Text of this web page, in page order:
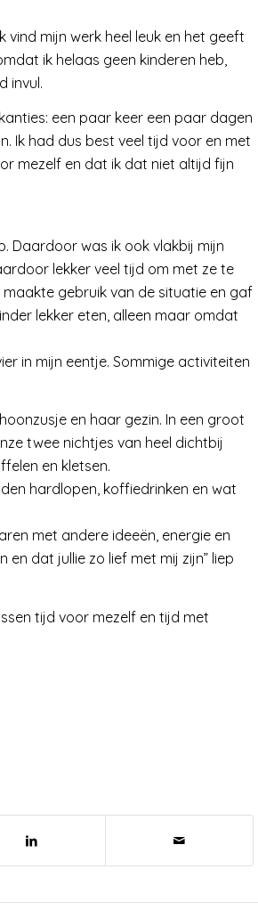
vind mijn werk heel leuk en het geeft
ik helaas geen kinderen heb,
invul.
een paar keer een paar dagen
Ik had dus best veel tijd voor en met
mezelf en dat ik dat niet altijd fijn
Daardoor was ik ook vlakbij mijn
lekker veel tijd om met ze te
gebruik van de situatie en gaf
lekker eten, alleen maar omdat
in mijn eentje. Sommige activiteiten
en haar gezin. In een groot
twee nichtjes van heel dichtbij
en kletsen.
hardlopen, koffiedrinken en wat
met andere ideeën, energie en
en dat jullie zo lief met mij zijn” liep
tijd voor mezelf en tijd met